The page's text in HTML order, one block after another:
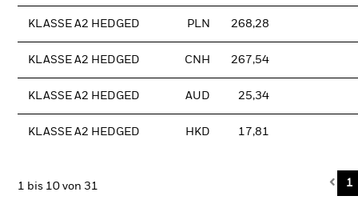
KLASSE A2 HEDGED PLN 268,28
KLASSE A2 HEDGED CNH 267,54
KLASSE A2 HEDGED AUD 25,34
KLASSE A2 HEDGED HKD 17,81
1 bis 10 von 31 1